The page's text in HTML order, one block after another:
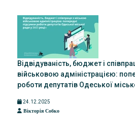
Відвідуваність, бюджет і
військовою адміністрацією:
роботи депутатів Одеської
24.12.2025
Вікторія Собко